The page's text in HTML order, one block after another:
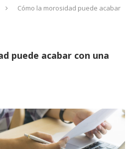
Cómo la morosidad puede acabar
puede acabar con una